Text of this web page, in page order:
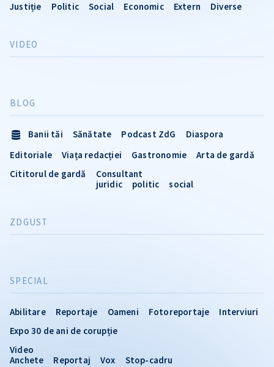
Justiție Politic Social Economic Extern Diverse
VIDEO
SPECIAL
Abilitare Reportaje Oameni Fotoreportaje
Interviuri
Expo 30 de ani de corupție
Video
Anchete
Reportaj Vox Stop-cadru
BLOG
Banii tăi Sănătate Podcast ZdG
Diaspora
Editoriale
Viața redacției Gastronomie
Arta de gardă
Cititorul de gardă
Consultant
juridic
politic social
ZDGUST